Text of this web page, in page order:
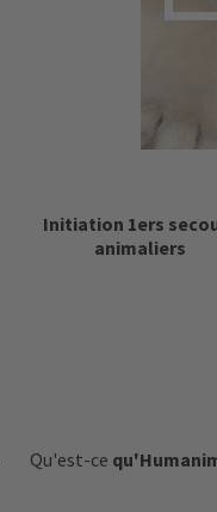
Initiation 1ers
animaliers
Qu'est-ce